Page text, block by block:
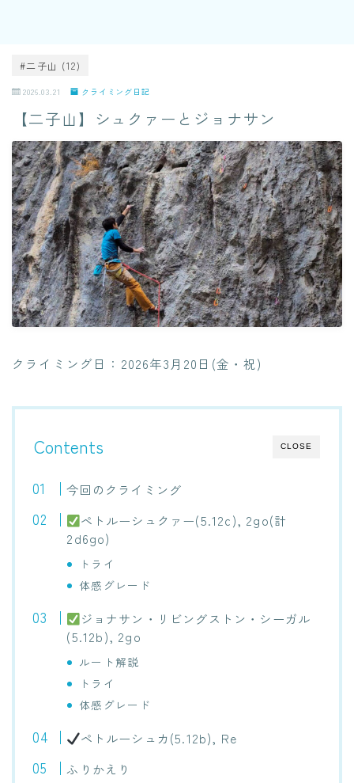
#二子山 (12)
2026.03.21 クライミング日記
【二子山】シュクァーとジョナサン
クライミング日：2026年3月20日(金・祝)
CLOSE
Contents
今回のクライミング
ペトルーシュクァー(5.12c), 2go(計
2d6go)
トライ
体感グレード
ジョナサン・リビングストン・シーガル
(5.12b), 2go
ルート解説
トライ
体感グレード
ペトルーシュカ(5.12b), Re
ふりかえり